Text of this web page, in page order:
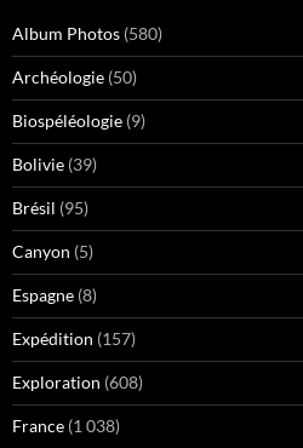
Album Photos (580)
Archéologie (50)
Biospéléologie (9)
Bolivie (39)
Brésil (95)
Canyon (5)
Espagne (8)
Expédition (157)
Exploration (608)
France (1 038)